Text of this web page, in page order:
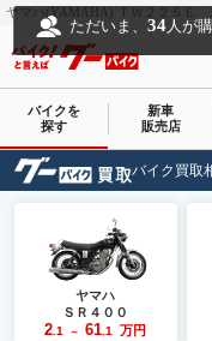
ただいま、34人が
バイクを
探す
新車
販売店
バイク買取
ヤマハ
ＳＲ４００
2 .1 ～ 61 .1 万円